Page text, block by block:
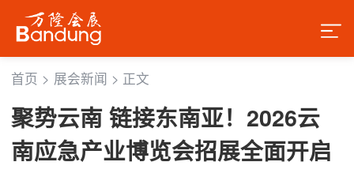
首页 > 展会新闻 > 正文
聚势云南 链接东南亚！2026云
南应急产业博览会招展全面开启